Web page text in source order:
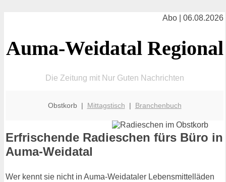
Abo | 06.08.2026
Auma-Weidatal Regional
Die Zeitung mit Nur Guten Nachrichten
Obstkorb | Mittagstisch | Branchenbuch
Erfrischende Radieschen fürs Büro in
Auma-Weidatal
Wer kennt sie nicht in Auma-Weidataler Lebensmittelläden